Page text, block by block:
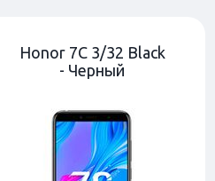
Honor 7C 3/32 Black
- Черный